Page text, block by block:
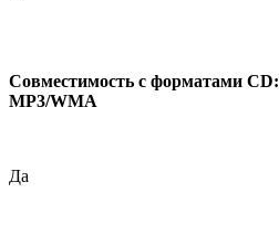
Совместимость с форматами CD:
MP3/WMA
Да